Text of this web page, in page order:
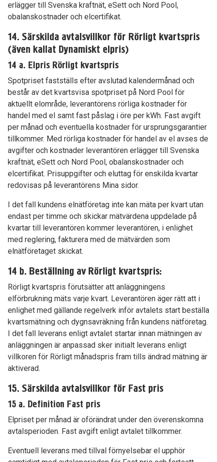
erlägger till Svenska kraftnät, eSett och Nord Pool,
obalanskostnader och elcertifikat.
14. Särskilda avtalsvillkor för Rörligt kvartspris
(även kallat Dynamiskt elpris)
14 a. Elpris Rörligt kvartspris
Spotpriset fastställs efter avslutad kalendermånad och
består av det kvartsvisa spotpriset på Nord Pool för
aktuellt elområde, leverantörens rörliga kostnader för
handel med el samt fast påslag i öre per kWh. Fast avgift
per månad och eventuella kostnader för ursprungsgarantier
tillkommer. Med rörliga kostnader för handel av el avses de
avgifter och kostnader leverantören erlägger till Svenska
kraftnät, eSett och Nord Pool, obalanskostnader och
elcertifikat. Prisuppgifter och eluttag för enskilda kvartar
redovisas på leverantörens Mina sidor.
I det fall kundens elnätföretag inte kan mäta per kvart utan
endast per timme och skickar mätvärdena uppdelade på
kvartar till leverantören kommer leverantören, i enlighet
med reglering, fakturera med de mätvärden som
elnätföretaget skickat.
14 b. Beställning av Rörligt kvartspris:
Rörligt kvartspris förutsätter att anläggningens
elförbrukning mäts varje kvart. Leverantören äger rätt att i
enlighet med gällande regelverk inför avtalets start beställa
kvartsmätning och dygnsavräkning från kundens nätföretag.
I det fall leverans enligt avtalet startar innan mätningen av
anläggningen är anpassad sker initialt leverans enligt
villkoren för Rörligt månadspris fram tills ändrad mätning är
aktiverad.
15. Särskilda avtalsvillkor för Fast pris
15 a. Definition Fast pris
Elpriset per månad är oförändrat under den överenskomna
avtalsperioden. Fast avgift enligt avtalet tillkommer.
Eventuell leverans med tillval förnyelsebar el upphör